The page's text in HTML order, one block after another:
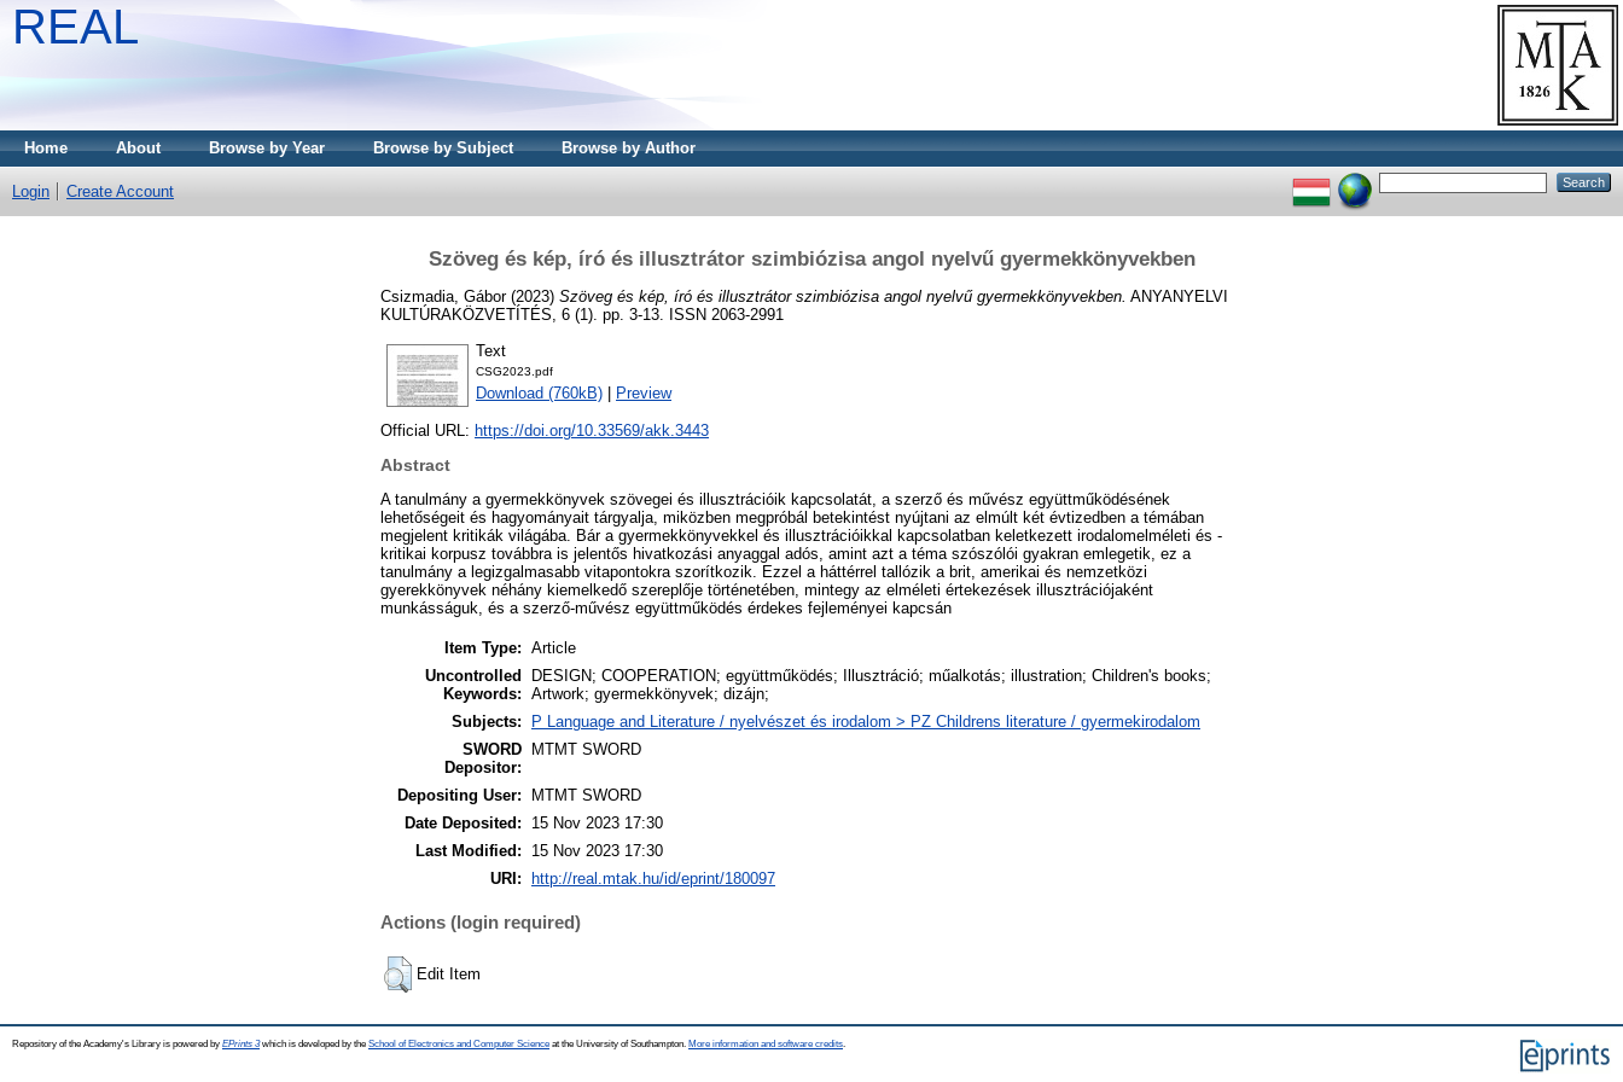
REAL
Home About Browse by Year Browse by Subject Browse by Author
Login Create Account
Szöveg és kép, író és illusztrátor szimbiózisa angol nyelvű gyermekkönyvekben
Csizmadia, Gábor(2023) Szöveg és kép, író és illusztrátor szimbiózisa angol nyelvű gyermekkönyvekben. ANYANYELVI
KULTÚRAKÖZVETÍTÉS, 6 (1). pp. 3-13. ISSN 2063-2991
Text
CSG2023.pdf
Download (760kB) Preview
Official URL: https://doi.org/10.33569/akk.3443
Abstract
A tanulmány a gyermekkönyvek szövegei és illusztrációik kapcsolatát, a szerző és művész együttműködésének
lehetőségeit és hagyományait tárgyalja, miközben megpróbál betekintést nyújtani az elmúlt két évtizedben a témában
megjelent kritikák világába. Bár a gyermekkönyvekkel és illusztrációikkal kapcsolatban keletkezett irodalomelméleti és -
kritikai korpusz továbbra is jelentős hivatkozási anyaggal adós, amint azt a téma szószólói gyakran emlegetik, ez a
tanulmány a legizgalmasabb vitapontokra szorítkozik. Ezzel a háttérrel tallózik a brit, amerikai és nemzetközi
gyerekkönyvek néhány kiemelkedő szereplője történetében, mintegy az elméleti értekezések illusztrációjaként
munkásságuk, és a szerző-művész együttműködés érdekes fejleményei kapcsán
Item Type: Article
Uncontrolled
Keywords:
DESIGN; COOPERATION; együttműködés; Illusztráció; műalkotás; illustration; Children's books;
Artwork; gyermekkönyvek; dizájn;
Subjects:
P Language and Literature / nyelvészet és irodalom > PZ Childrens literature / gyermekirodalom
SWORD
Depositor:
MTMT SWORD
Depositing User:
MTMT SWORD
Date Deposited:
15 Nov 2023 17:30
Last Modified:
15 Nov 2023 17:30
URI:
http://real.mtak.hu/id/eprint/180097
Actions (login required)
Edit Item
Repository of the Academy's Library is powered by EPrints 3which is developed by the School of Electronics and Computer Science at the University of Southampton. More information and software credits